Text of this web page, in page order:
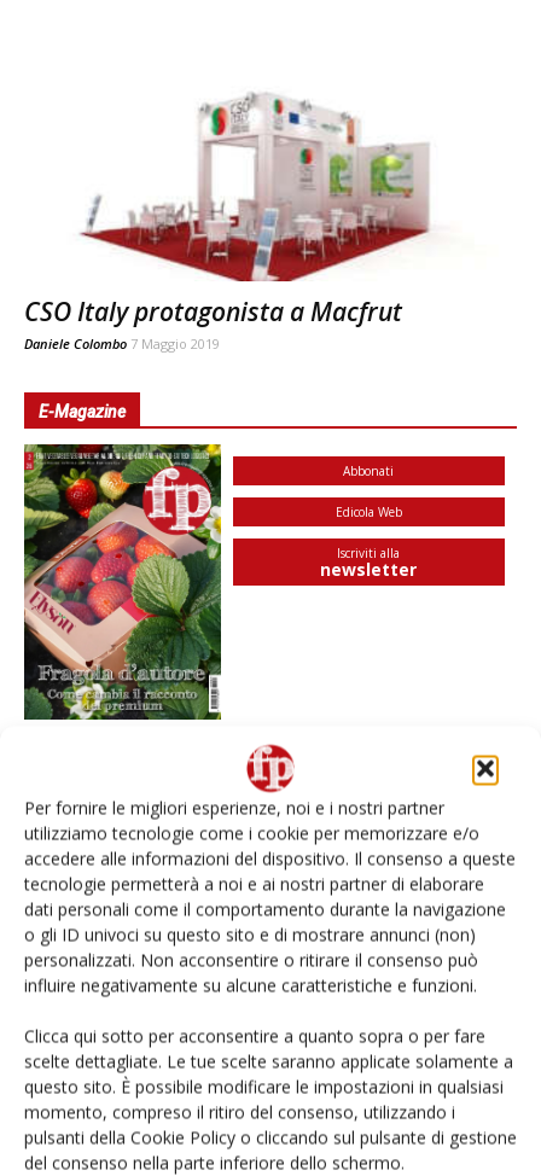
Per fornire le migliori esperienze, noi e i nostri partner
utilizziamo tecnologie come i cookie per memorizzare e/o
accedere alle informazioni del dispositivo. Il consenso a queste
tecnologie permetterà a noi e ai nostri partner di elaborare
dati personali come il comportamento durante la navigazione
o gli ID univoci su questo sito e di mostrare annunci (non)
personalizzati. Non acconsentire o ritirare il consenso può
influire negativamente su alcune caratteristiche e funzioni.
Clicca qui sotto per acconsentire a quanto sopra o per fare
scelte dettagliate. Le tue scelte saranno applicate solamente a
questo sito. È possibile modificare le impostazioni in qualsiasi
momento, compreso il ritiro del consenso, utilizzando i
pulsanti della Cookie Policy o cliccando sul pulsante di gestione
del consenso nella parte inferiore dello schermo.
CSO Italy protagonista a Macfrut
Daniele Colombo 7 Maggio 2019
E-Magazine
Abbonati
Edicola Web
Iscriviti alla
newsletter
I più visti
Spazio Conad: continua la conversione dei punti di
vendita
L’ortofrutta di Extra Supermercati tra localismo e
Ai #Repartofresh
Non è una susina: è Metis… e può rivoluzionare la
categoria
Andamento prezzi ortofrutta in Italia al 27 luglio
2026